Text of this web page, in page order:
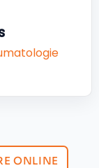
ONLINE